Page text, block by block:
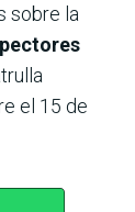
sobre la
el 15 de